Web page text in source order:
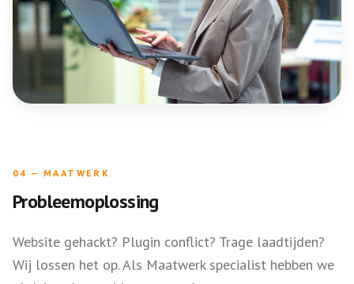
04 — MAATWERK
Probleemoplossing
Website gehackt? Plugin conflict? Trage laadtijden?
Wij lossen het op. Als Maatwerk specialist hebben we